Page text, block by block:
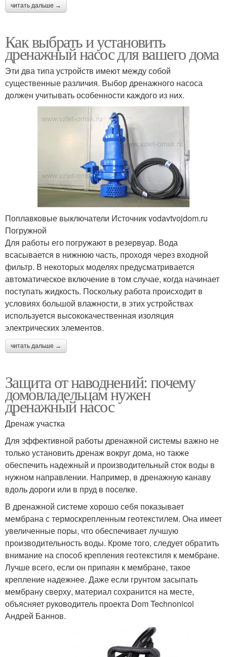
читать дальше →
Как выбрать и установить
дренажный насос для вашего дома
Эти два типа устройств имеют между собой
существенные различия. Выбор дренажного насоса
должен учитывать особенности каждого из них.
Поплавковые выключатели Источник vodavtvojdom.ru
Погружной
Для работы его погружают в резервуар. Вода
всасывается в нижнюю часть, проходя через входной
фильтр. В некоторых моделях предусматривается
автоматическое включение в том случае, когда начинает
поступать жидкость. Поскольку работа происходит в
условиях большой влажности, в этих устройствах
используется высококачественная изоляция
электрических элементов.
читать дальше →
Защита от наводнений: почему
домовладельцам нужен
дренажный насос
Дренаж участка
Для эффективной работы дренажной системы важно не
только установить дренаж вокруг дома, но также
обеспечить надежный и производительный сток воды в
нужном направлении. Например, в дренажную канаву
вдоль дороги или в пруд в поселке.
В дренажной системе хорошо себя показывает
мембрана с термоскрепленным геотекстилем. Она имеет
увеличенные поры, что обеспечивает лучшую
производительность воды. Кроме того, следует обратить
внимание на способ крепления геотекстиля к мембране.
Лучше всего, если он припаян к мембране, такое
крепление надежнее. Даже если грунтом засыпать
мембрану сверху, материал сохранится на месте,
объясняет руководитель проекта Dom Technonicol
Андрей Баннов.